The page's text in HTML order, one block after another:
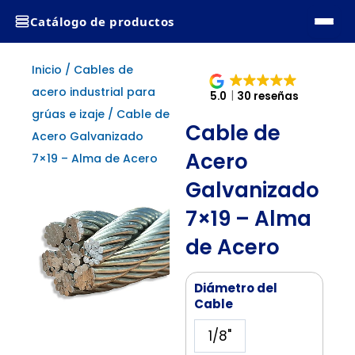
Catálogo de productos
Inicio / Cables de
acero industrial para
grúas e izaje / Cable de
Acero Galvanizado
7×19 – Alma de Acero
5.0 30 reseñas
Cable de
Acero
Galvanizado
7×19 – Alma
de Acero
Diámetro del
Cable
1/8"
Cable
de
Acero
Galvanizado
7x19